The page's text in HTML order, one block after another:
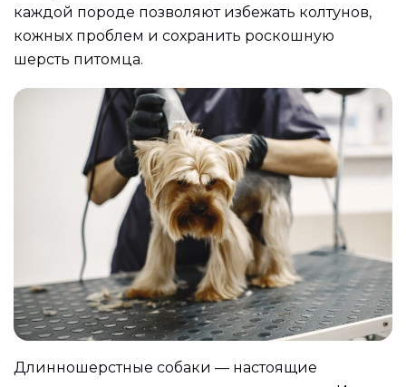
каждой породе позволяют избежать колтунов,
кожных проблем и сохранить роскошную
шерсть питомца.
Длинношерстные собаки — настоящие